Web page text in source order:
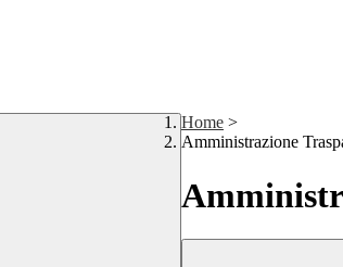
Home >
Amministrazione